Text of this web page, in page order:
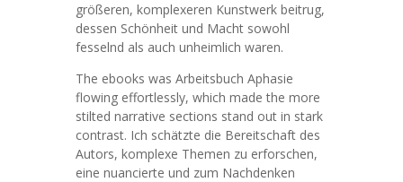
größeren, komplexeren Kunstwerk beitrug,
dessen Schönheit und Macht sowohl
fesselnd als auch unheimlich waren.
The ebooks was Arbeitsbuch Aphasie
flowing effortlessly, which made the more
stilted narrative sections stand out in stark
contrast. Ich schätzte die Bereitschaft des
Autors, komplexe Themen zu erforschen,
eine nuancierte und zum Nachdenken